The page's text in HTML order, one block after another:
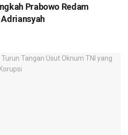
Prabowo Redam